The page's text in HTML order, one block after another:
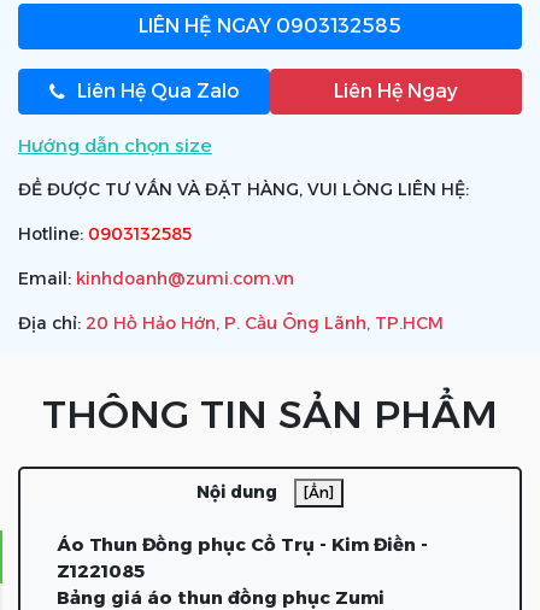
LIÊN HỆ NGAY 0903132585
Liên Hệ Qua Zalo Liên Hệ Ngay
Hướng dẫn chọn size
ĐỂ ĐƯỢC TƯ VẤN VÀ ĐẶT HÀNG, VUI LÒNG LIÊN HỆ:
Hotline: 0903132585
Email: kinhdoanh@zumi.com.vn
Địa chỉ: 20 Hồ Hảo Hớn, P. Cầu Ông Lãnh, TP.HCM
THÔNG TIN SẢN PHẨM
Nội dung [Ẩn]
Áo Thun Đồng phục Cổ Trụ - Kim Điền -
Z1221085
Bảng giá áo thun đồng phục Zumi